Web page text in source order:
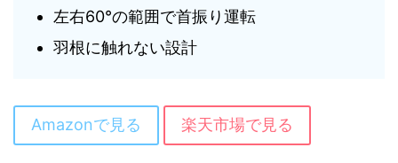
左右60°の範囲で首振り運転
羽根に触れない設計
Amazonで見る 楽天市場で見る